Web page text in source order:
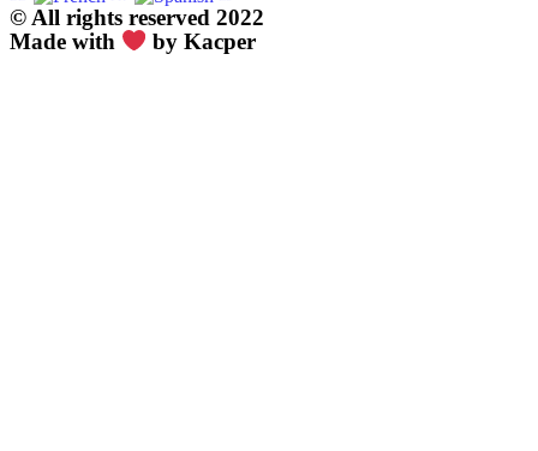
© All rights reserved 2022
Made with
by Kacper